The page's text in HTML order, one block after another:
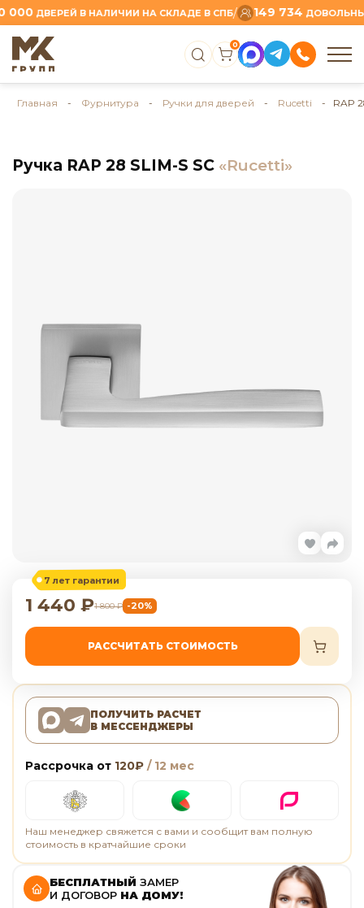
ДВЕРЕЙ В НАЛИЧИИ НА СКЛАДЕ В СПБ / 149 734ДОВОЛЬНЫХ
0
Главная - Фурнитура - Ручки для дверей - Rucetti - RAP
Ручка RAP 28 SLIM-S SC «Rucetti»
7 лет гарантии
1 440 ₽1 800₽ -20%
РАССЧИТАТЬ СТОИМОСТЬ
ПОЛУЧИТЬ РАСЧЕТ
В МЕССЕНДЖЕРЫ
Рассрочка от 120₽ / 12 мес
Наш менеджер свяжется с вами и сообщит вам полную
стоимость в кратчайшие сроки
БЕСПЛАТНЫЙ ЗАМЕР
И ДОГОВОР НА ДОМУ!